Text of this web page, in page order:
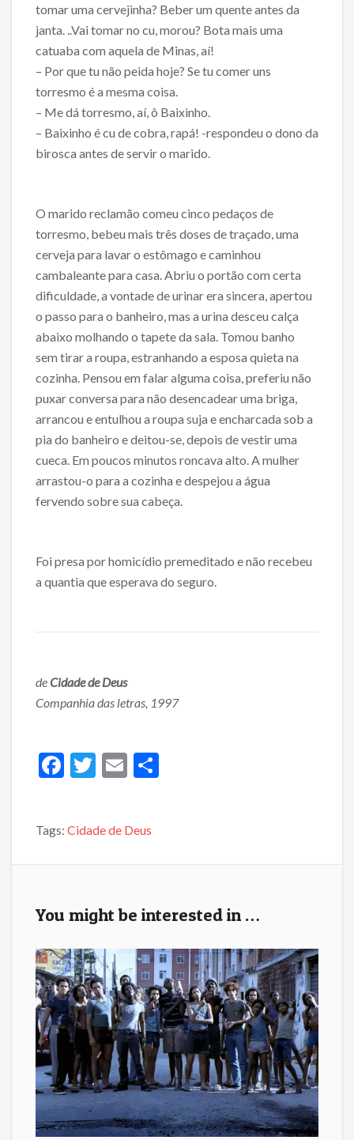
tomar uma cervejinha? Beber um quente antes da
janta. ..Vai tomar no cu, morou? Bota mais uma
catuaba com aquela de Minas, aí!
– Por que tu não peida hoje? Se tu comer uns
torresmo é a mesma coisa.
– Me dá torresmo, aí, ô Baixinho.
– Baixinho é cu de cobra, rapá! -respondeu o dono da
birosca antes de servir o marido.
O marido reclamão comeu cinco pedaços de
torresmo, bebeu mais três doses de traçado, uma
cerveja para lavar o estômago e caminhou
cambaleante para casa. Abriu o portão com certa
dificuldade, a vontade de urinar era sincera, apertou
o passo para o banheiro, mas a urina desceu calça
abaixo molhando o tapete da sala. Tomou banho
sem tirar a roupa, estranhando a esposa quieta na
cozinha. Pensou em falar alguma coisa, preferiu não
puxar conversa para não desencadear uma briga,
arrancou e entulhou a roupa suja e encharcada sob a
pia do banheiro e deitou-se, depois de vestir uma
cueca. Em poucos minutos roncava alto. A mulher
arrastou-o para a cozinha e despejou a água
fervendo sobre sua cabeça.
Foi presa por homicídio premeditado e não recebeu
a quantia que esperava do seguro.
deCidade de Deus
Companhia das letras, 1997
F
b
k
T
er
E
l
Tags: Cidade de Deus
You might be interested in …